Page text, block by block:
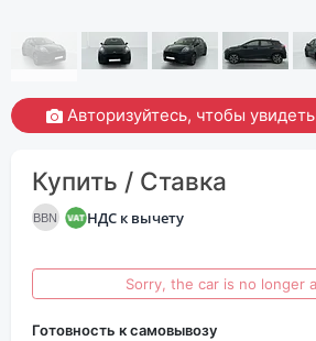
Авторизуйтесь, чтобы
Купить / Ставка
BBN НДС к вычету
Sorry, the car is no longer
Готовность к самовывозу